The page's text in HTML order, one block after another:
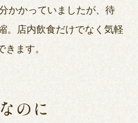
かかっていましたが、待
。店内飲食だけでなく気軽
ます。
のに